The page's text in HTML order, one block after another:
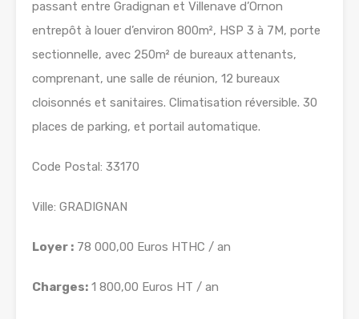
passant entre Gradignan et Villenave d’Ornon
entrepôt à louer d’environ 800m², HSP 3 à 7M, porte
sectionnelle, avec 250m² de bureaux attenants,
comprenant, une salle de réunion, 12 bureaux
cloisonnés et sanitaires. Climatisation réversible. 30
places de parking, et portail automatique.
Code Postal: 33170
Ville: GRADIGNAN
Loyer : 78 000,00 Euros HTHC / an
Charges: 1 800,00 Euros HT / an